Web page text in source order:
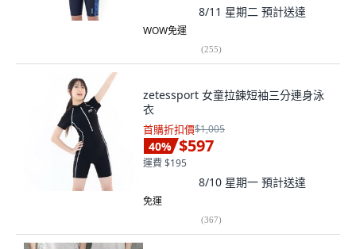
8/11 星期二 預計送達
WOW免運
(255)
zetessport 女童拉鍊短袖三分連身泳
衣
首購折扣價$1,005
40% $597
運費 $195
8/10 星期一 預計送達
免運
(367)